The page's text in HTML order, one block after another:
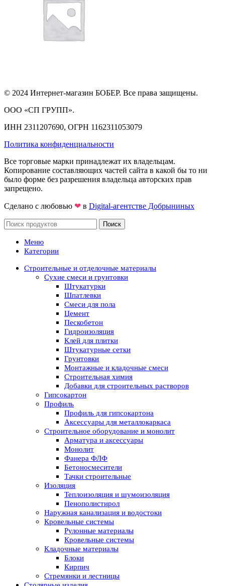
© 2024 Интернет-магазин БОБЕР. Все права защищены.
ООО «СП ГРУПП».
ИНН 2311207690, ОГРН 1162311053079
Политика конфиденциальности
Все торговые марки принадлежат их владельцам.
Копирование составляющих частей сайта в какой бы то ни
было форме без разрешения владельца авторских прав
запрещено.
Сделано с любовью ❤ в Digital-агентстве Добрыниных
Поиск
Меню
Категории
Строительные и отделочные материалы
Сухие смеси и грунтовки
Штукатурки
Шпатлевки
Смеси для пола
Цемент
Пескобетон
Гидроизоляция
Клей для плитки
Штукатурные сетки
Грунтовки
Монтажные и кладочные смеси
Строительная химия
Добавки для строительных растворов
Гипсокартон
Профиль
Профиль для гипсокартона
Аксессуары для металлокаркаса
Строительное оборудование и монолит
Арматура и аксессуары
Монолит
Фанера ФЛФ
Бетоносмесители
Тачки строительные
Изоляция
Теплоизоляция и шумоизоляция
Пенополистирол
Наружная канализация и водостоки
Кровельные системы
Рулонные материалы
Кровельные системы
Кладочные материалы
Блоки
Кирпич
Стремянки и лестницы